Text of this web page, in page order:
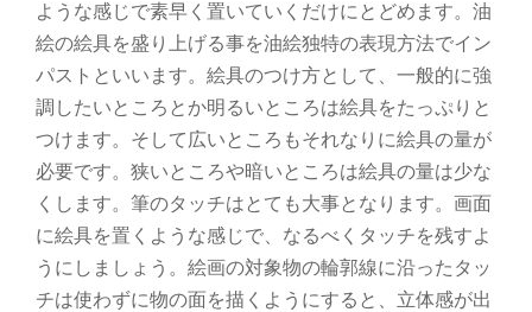
ような感じで素早く置いていくだけにとどめます。油
絵の絵具を盛り上げる事を油絵独特の表現方法でイン
パストといいます。絵具のつけ方として、一般的に強
調したいところとか明るいところは絵具をたっぷりと
つけます。そして広いところもそれなりに絵具の量が
必要です。狭いところや暗いところは絵具の量は少な
くします。筆のタッチはとても大事となります。画面
に絵具を置くような感じで、なるべくタッチを残すよ
うにしましょう。絵画の対象物の輪郭線に沿ったタッ
チは使わずに物の面を描くようにすると、立体感が出